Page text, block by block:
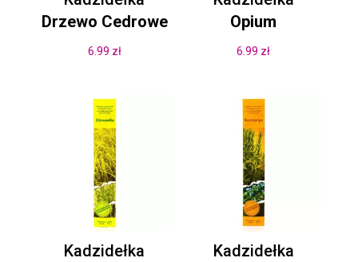
Drzewo Cedrowe
6.99 zł
Opium
6.99 zł
Kadzidełka
Kadzidełka